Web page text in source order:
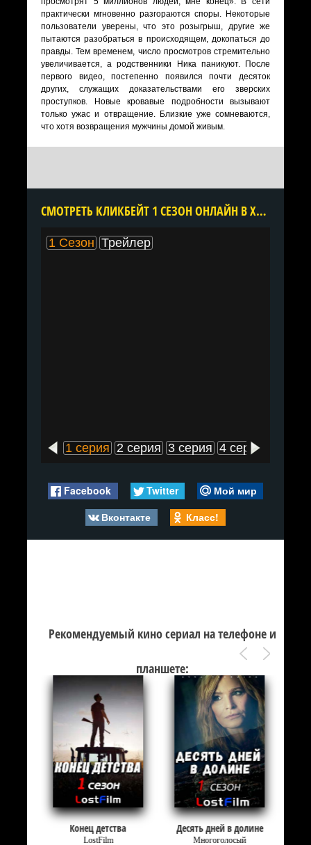
практически мгновенно разгораются споры. Некоторые
пользователи уверены, что это розыгрыш, другие же
пытаются разобраться в происходящем, докопаться до
правды. Тем временем, число просмотров стремительно
увеличивается, а родственники Ника паникуют. После
первого видео, постепенно появился почти десяток
других, служащих доказательствами его зверских
проступков. Новые кровавые подробности вызывают
только ужас и отвращение. Близкие уже сомневаются,
что хотя возвращения мужчины домой живым.
CМОТРЕТЬ КЛИКБЕЙТ 1 СЕЗОН ОНЛАЙН В ХОРОШЕМ КАЧЕСТВЕ ВСЕ СЕРИИ ПОДРЯД БЕСПЛАТНО
1 Сезон Трейлер
1 серия 2 серия 3 серия 4 серия
Facebook Twitter
Мой мир
Вконтакте
Класс!
Рекомендуемый кино сериал на телефоне и
планшете:
Конец детства
LostFilm
Десять дней в долине
Многоголосый